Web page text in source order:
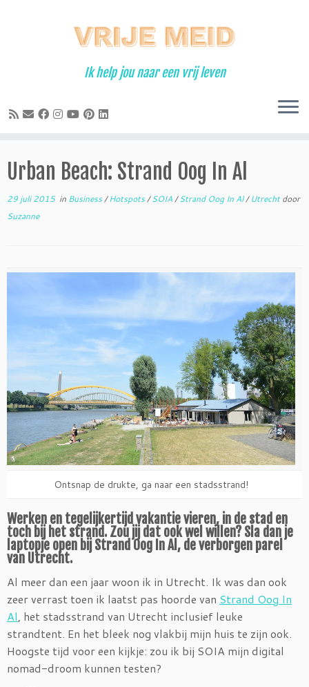
Ik help jou naar een vrij leven
Urban Beach: Strand Oog In Al
29 juli 2015in Business/Hotspots/SOIA/Strand Oog In Al/Utrechtdoor
Suzanne
Ontsnap de drukte, ga naar een stadsstrand!
Werken en tegelijkertijd vakantie vieren, in de stad en
toch bij het strand. Zou jij dat ook wel willen? Sla dan je
laptopje open bij Strand Oog In Al, de verborgen parel
van Utrecht.
Al meer dan een jaar woon ik in Utrecht. Ik was dan ook
zeer verrast toen ik laatst pas hoorde van Strand Oog In
Al, het stadsstrand van Utrecht inclusief leuke
strandtent. En het bleek nog vlakbij mijn huis te zijn ook.
Hoogste tijd voor een kijkje: zou ik bij SOIA mijn digital
nomad-droom kunnen testen?